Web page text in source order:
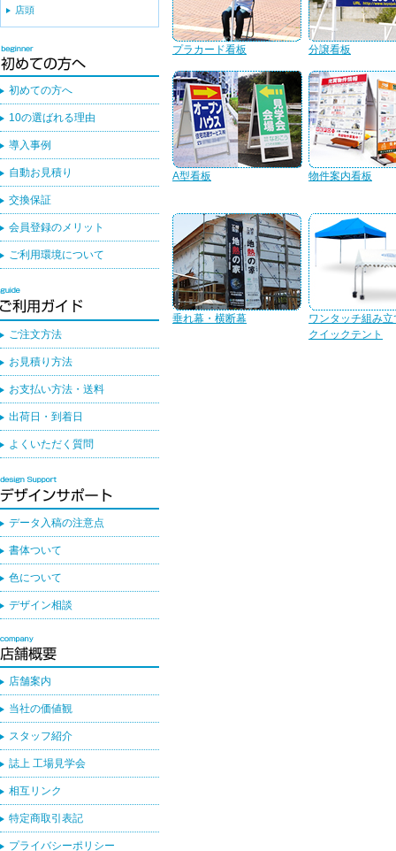
プラカード看板 分譲看板
A型看板 物件案内看板
垂れ幕・横断幕
ワンタッチ組み
クイックテント
店頭
初めての方へ
10の選ばれる理由
導入事例
自動お見積り
交換保証
会員登録のメリット
ご利用環境について
ご注文方法
お見積り方法
お支払い方法・送料
出荷日・到着日
よくいただく質問
データ入稿の注意点
書体ついて
色について
デザイン相談
店舗案内
当社の価値観
スタッフ紹介
誌上 工場見学会
相互リンク
特定商取引表記
プライバシーポリシー